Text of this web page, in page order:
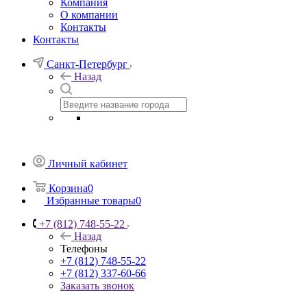
Компания
О компании
Контакты
Контакты
Санкт-Петербург
Назад
Личный кабинет
Корзина0
Избранные товары0
+7 (812) 748-55-22
Назад
Телефоны
+7 (812) 748-55-22
+7 (812) 337-60-66
Заказать звонок